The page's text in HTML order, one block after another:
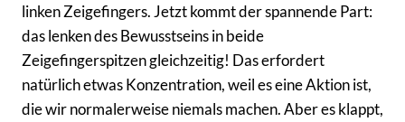
linken Zeigefingers. Jetzt kommt der spannende Part:
das lenken des Bewusstseins in beide
Zeigefingerspitzen gleichzeitig! Das erfordert
natürlich etwas Konzentration, weil es eine Aktion ist,
die wir normalerweise niemals machen. Aber es klappt,